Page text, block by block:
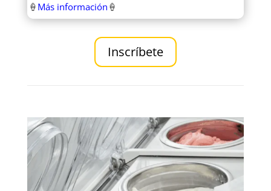
🍦 Más información 🍦
Inscríbete